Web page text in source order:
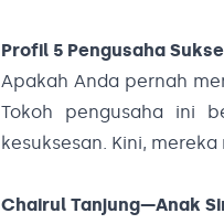
Profil 5 Pengusaha
Apakah Anda pernah
Tokoh pengusaha ini
kesuksesan. Kini,
Chairul Tanjung—Anak